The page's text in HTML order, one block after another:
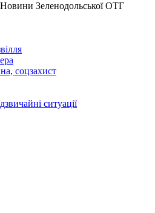
Новини Зеленодольської ОТГ
соцзахист
ситуації